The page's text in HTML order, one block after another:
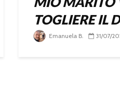
TOGLIERE IL
Emanuela B. 31/07/